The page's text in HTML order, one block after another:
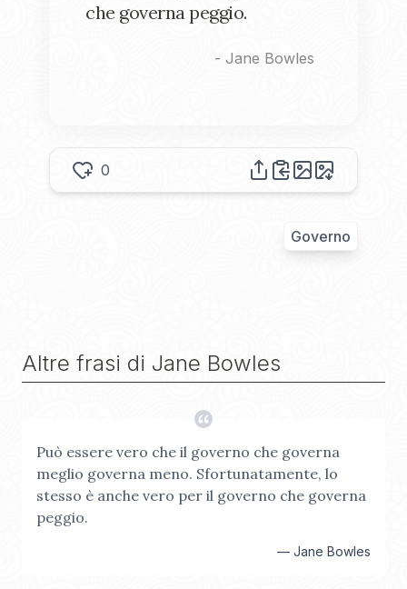
che governa peggio.
- Jane Bowles
0
Governo
Altre frasi di Jane Bowles
Può essere vero che il governo che governa
meglio governa meno. Sfortunatamente, lo
stesso è anche vero per il governo che governa
peggio.
— Jane Bowles